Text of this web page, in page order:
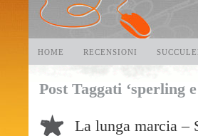
HOME RECENSIONI
Post Taggati ‘sperling
La lunga marcia –